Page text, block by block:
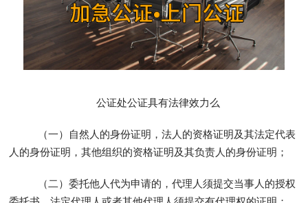
公证处公证具有法律效力么
（一）自然人的身份证明，法人的资格证明及其法定代表
人的身份证明，其他组织的资格证明及其负责人的身份证明；
（二）委托他人代为申请的，代理人须提交当事人的授权